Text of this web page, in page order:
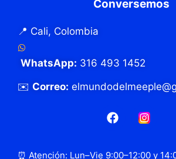
Conversemos
📍 Cali, Colombia
WhatsApp: 316 493 1452
✉️ Correo:
⏰ Atención: Lun–Vie 9:00–12:00 y